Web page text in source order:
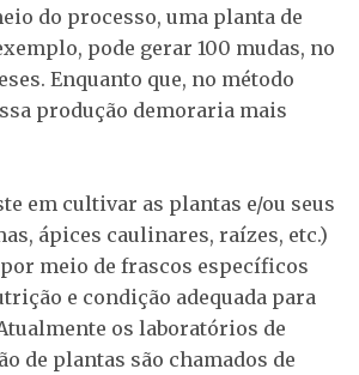
do processo, uma planta de
pode gerar 100 mudas, no
Enquanto que, no método
produção demoraria mais
em cultivar as plantas e/ou seus
ápices caulinares, raízes, etc.)
meio de frascos específicos
e condição adequada para
os laboratórios de
de plantas são chamados de